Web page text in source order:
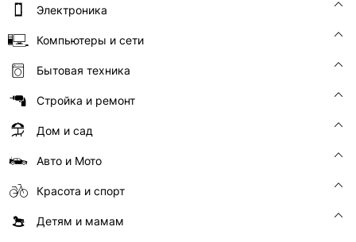
Электроника
Компьютеры и сети
Бытовая техника
Стройка и ремонт
Дом и сад
Авто и Мото
Красота и спорт
Детям и мамам